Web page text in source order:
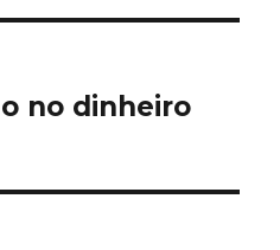
no dinheiro